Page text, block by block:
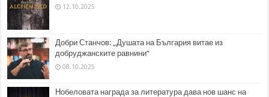
12.10.2025
Добри Станчов: „Душата на България витае из
добруджанските равнини“
08.10.2025
Нобеловата награда за литература дава нов шанс на